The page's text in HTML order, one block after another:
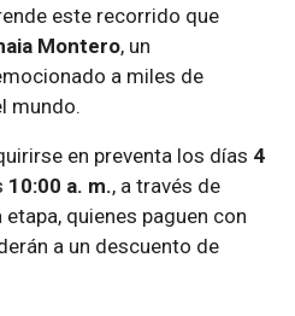
este recorrido que
Montero, un
a miles de
mundo.
en preventa los días 4
10:00 a. m., a través de
etapa, quienes paguen con
a un descuento de